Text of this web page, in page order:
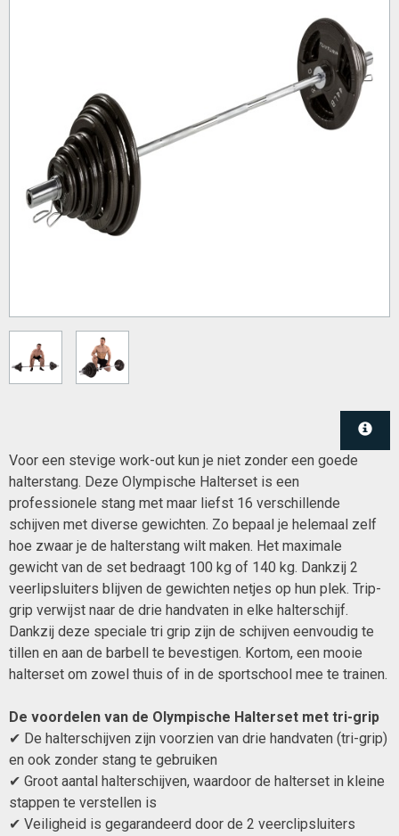
Voor een stevige work-out kun je niet zonder een goede
halterstang. Deze Olympische Halterset is een
professionele stang met maar liefst 16 verschillende
schijven met diverse gewichten. Zo bepaal je helemaal zelf
hoe zwaar je de halterstang wilt maken. Het maximale
gewicht van de set bedraagt 100 kg of 140 kg. Dankzij 2
veerlipsluiters blijven de gewichten netjes op hun plek. Trip-
grip verwijst naar de drie handvaten in elke halterschijf.
Dankzij deze speciale tri grip zijn de schijven eenvoudig te
tillen en aan de barbell te bevestigen. Kortom, een mooie
halterset om zowel thuis of in de sportschool mee te trainen.
De voordelen van de Olympische Halterset met tri-grip
✔ De halterschijven zijn voorzien van drie handvaten (tri-grip)
en ook zonder stang te gebruiken
✔ Groot aantal halterschijven, waardoor de halterset in kleine
stappen te verstellen is
✔ Veiligheid is gegarandeerd door de 2 veerclipsluiters